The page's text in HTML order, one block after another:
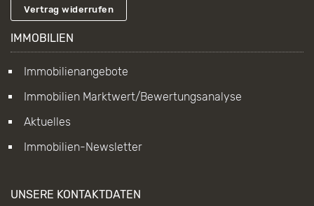
Vertrag widerrufen
IMMOBILIEN
Immobilienangebote
Immobilien Marktwert/Bewertungsanalyse
Aktuelles
Immobilien-Newsletter
UNSERE KONTAKTDATEN